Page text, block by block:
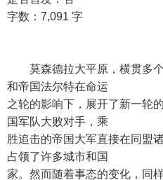
字数：7,091 字
莫森德拉大平原，横贯多个
和帝国法尔特在命运
之轮的影响下，展开了新一轮
国军队大败对手，乘
胜追击的帝国大军直接在同盟
占领了许多城市和国
家。然而随着事态的变化，同